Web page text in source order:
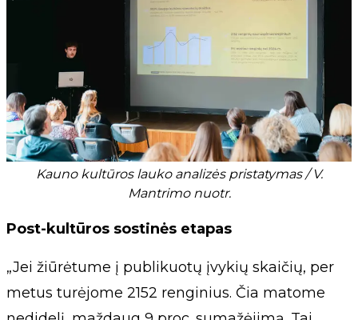
Kauno kultūros lauko analizės pristatymas / V.
Mantrimo nuotr.
Post-kultūros sostinės etapas
„Jei žiūrėtume į publikuotų įvykių skaičių, per
metus turėjome 2152 renginius. Čia matome